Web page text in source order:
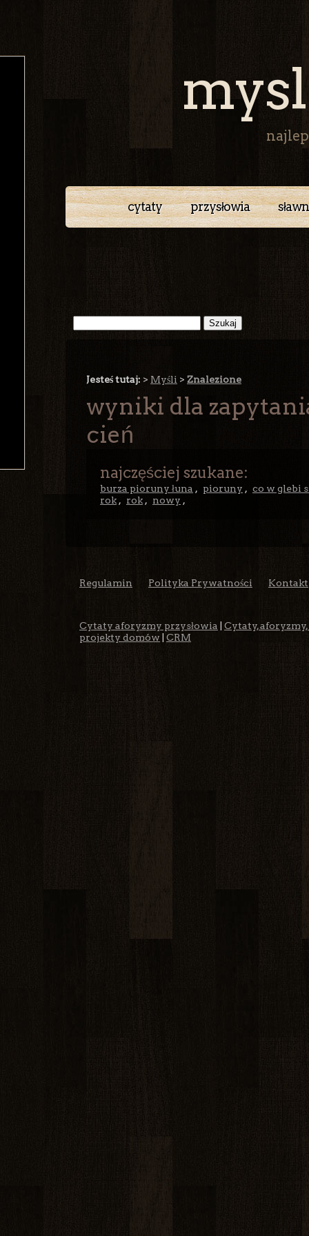
cytaty przysłowia
Jesteś tutaj: > Myśli > Znalezione
wyniki dla
cień
najczęściej szukane:
burza pioruny łuna , pioruny , co w glebi
rok , rok , nowy ,
Regulamin Polityka Prywatności Kontakt
Cytaty aforyzmy przysłowia
Cytaty,
projekty domów
CRM